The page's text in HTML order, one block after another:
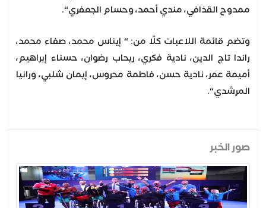
ممدوح القذافي، مندي أحمد، وحسام الجعفري“.
وتضم قائمة اللاعبات كلًا من: “ إيناس محمد، صفاء محمد،
راندا تاج الدين، نادية فكري، ريحاب رضوان، حسناء إبراهيم،
أميمة عمر، نادية حسن، فاطمة محروس، إيمان شلبي، ورانيا
المرشدي“.
صور الخبر